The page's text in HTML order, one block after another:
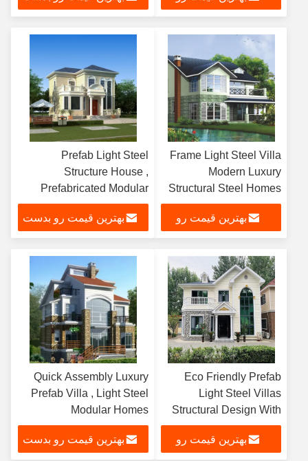
Frame Light Steel Villa
Modern Luxury
Structural Steel Homes
بهترین قیمت رو
Prefab Light Steel
Structure House ,
Prefabricated Modular
Home Contain Frames
بهترین قیمت رو بدست
Eco Friendly Prefab
Light Steel Villas
Structural Design With
Aluminum Winow
بهترین قیمت رو
Quick Assembly Luxury
Prefab Villa , Light Steel
Modular Homes
بهترین قیمت رو بدست